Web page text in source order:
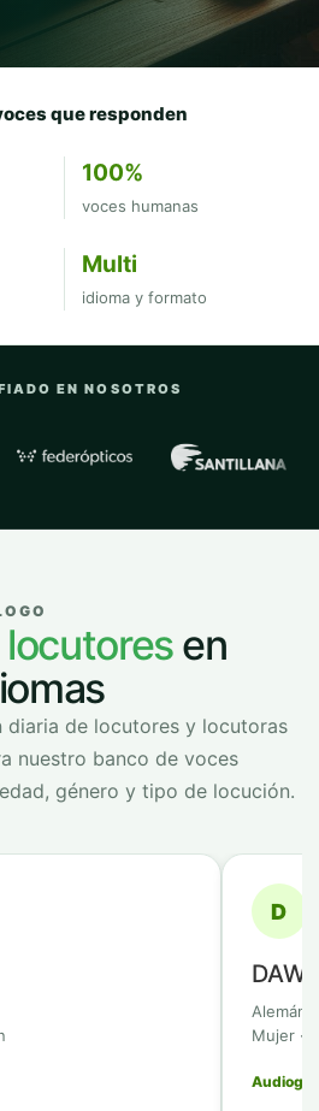
que responden
100%
voces humanas
Multi
idioma y formato
EN NOSOTROS
con las
en
diaria de locutores y locutoras
nuestro banco de voces
género y tipo de locución.
D
DAWI
Alemán
Mujer ·